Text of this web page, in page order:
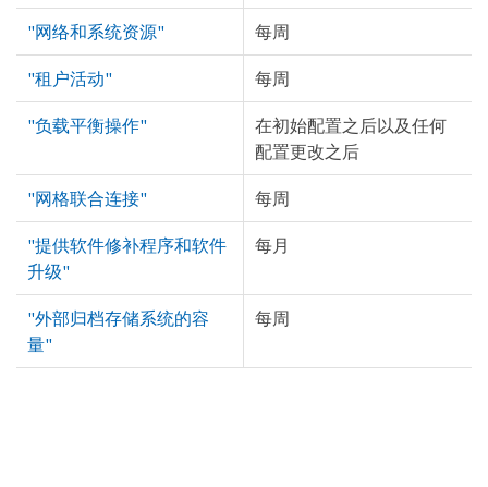
"网络和系统资源" 每周
"租户活动" 每周
"负载平衡操作"
在初始配置之后以及任何
配置更改之后
"网格联合连接" 每周
"提供软件修补程序和软件
升级"
每月
"外部归档存储系统的容
量"
每周